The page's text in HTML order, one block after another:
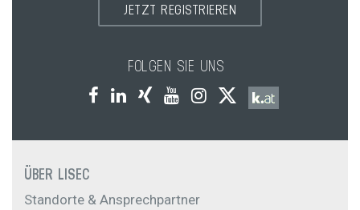
JETZT REGISTRIEREN
FOLGEN SIE UNS
ÜBER LISEC
Standorte & Ansprechpartner